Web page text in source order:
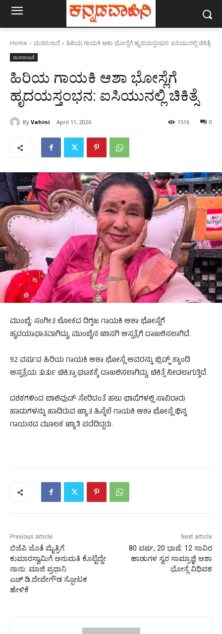
Home ಮನರಂಜನೆ ಹಿರಿಯ ಗಾಯಕಿ ಆಶಾ ಭೋಸ್ಲೆಗೆ ಹೃದಯಸ್ತಂಭನ: ಐಸಿಯುನಲ್ಲಿ ಚಿಕಿತ್ಸೆ
ಮನರಂಜನೆ
ಹಿರಿಯ ಗಾಯಕಿ ಆಶಾ ಭೋಸ್ಲೆಗೆ
ಹೃದಯಸ್ತಂಭನ: ಐಸಿಯುನಲ್ಲಿ ಚಿಕಿತ್ಸೆ
By Vahini April 11, 2026 0
1516
ಮುಂಬೈ: ಸಂಗೀತ ಲೋಕದ ದಿಗ್ಗಜ ಗಾಯಕಿ ಆಶಾ ಭೋಸ್ಲೆಗೆ
ಹೃದಯಾಘಾತವಾಗಿದ್ದು, ಮುಂಬೈನ ಖಾಸಗಿ ಆಸ್ಪತ್ರೆಗೆ ದಾಖಲಿಸಲಾಗಿದೆ.
92 ವರ್ಷದ ಹಿರಿಯ ಗಾಯಕಿ ಆಶಾ ಭೋಸ್ಲೆ ಅವರನ್ನು ಬ್ರಿಡ್ಜ್ ಕ್ಯಾಂಡಿ
ಆಸ್ಪತ್ರೆಯ ತುರ್ತು ಚಿಕಿತ್ಸಾ ಘಟಕಕ್ಕೆ ದಾಖಲಿಸಲಾಗಿದ್ದು, ಚಿಕಿತ್ಸೆ ನೀಡಲಾಗುತ್ತಿದೆ.
ದಶಕಗಳಿಂದ ಬಾಲಿವುಡ್ ಸೇರಿದಂತೆ ಹಲು ಭಾಷೆಗಳಲ್ಲಿ ಸಾವಿರಾರು
ಹಾಡುಗಳನ್ನು ಹಾಡಿರುವ ಖ್ಯಾತ ಹಿನ್ನೆಲೆ ಗಾಯಕಿ ಆಶಾ ಭೋಸ್ಲೆ ಭಿನ್ನ
ಗಾಯನದ ಮೂಲಕ ಖ್ಯಾತಿ ಪಡೆದಿದ್ದರು.
Previous article
ಬಿಜೆಪಿ ಜೊತೆ ಮೈತ್ರಿಗೆ
ಕುಮಾರಸ್ವಾಮಿಗೆ ಅನುಮತಿ ಕೊಟ್ಟಿದ್ದೇ
ನಾನು: ಮಾಜಿ ಪ್ರಧಾನಿ
ಎಚ್.ಡಿ.ದೇವೇಗೌಡ ಸ್ಫೋಟಕ
ಹೇಳಿಕೆ
Next article
80 ವರ್ಷ, 20 ಭಾಷೆ: 12 ಸಾವಿರ
ಹಾಡುಗಳ ಸ್ವರ ಸಾಮ್ರಾಜ್ಞಿ ಆಶಾ
ಭೋಸ್ಲೆ ವಿಧಿವಶ